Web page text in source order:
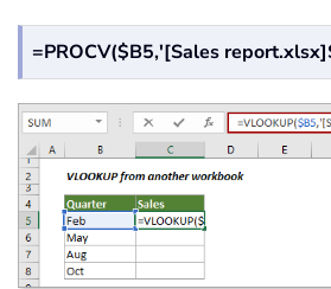
=PROCV($B5,'[Sales